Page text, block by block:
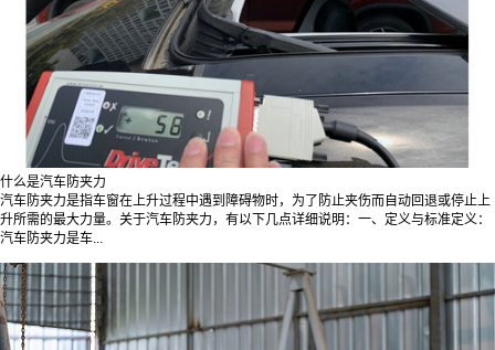
什么是汽车防夹力
汽车防夹力是指车窗在上升过程中遇到障碍物时，为了防止夹伤而自动回退或停止上
升所需的最大力量。关于汽车防夹力，有以下几点详细说明：一、定义与标准定义：
汽车防夹力是车...